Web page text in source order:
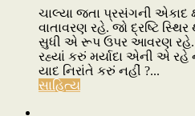
ચાલ્યા જતા પ્રસંગની એકાદ
વાતાવરણ રહે. જો દ્રષ્ટિ
સુધી એ રૂપ ઉપર આવરણ રહે.
રહ્યાં કરું મર્યાદા એની એ
યાદ નિરાંતે કરું નહીં ?...
સાહિત્ય